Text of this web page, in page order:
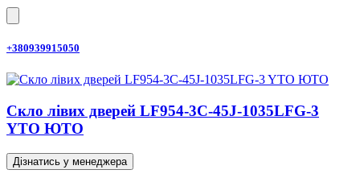
+380939915050
Скло лівих дверей LF954-3C-45J-1035LFG-3
YTO ЮТО
Дізнатись у менеджера